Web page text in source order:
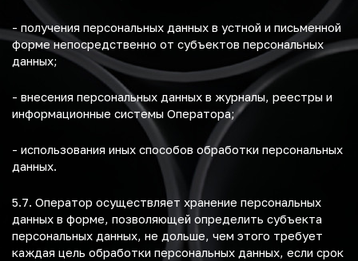
- получения персональных данных в устной и письменной
форме непосредственно от субъектов персональных
данных;
- внесения персональных данных в журналы, реестры и
информационные системы Оператора;
- использования иных способов обработки персональных
данных.
5.7. Оператор осуществляет хранение персональных
данных в форме, позволяющей определить субъекта
персональных данных, не дольше, чем этого требует
каждая цель обработки персональных данных, если срок